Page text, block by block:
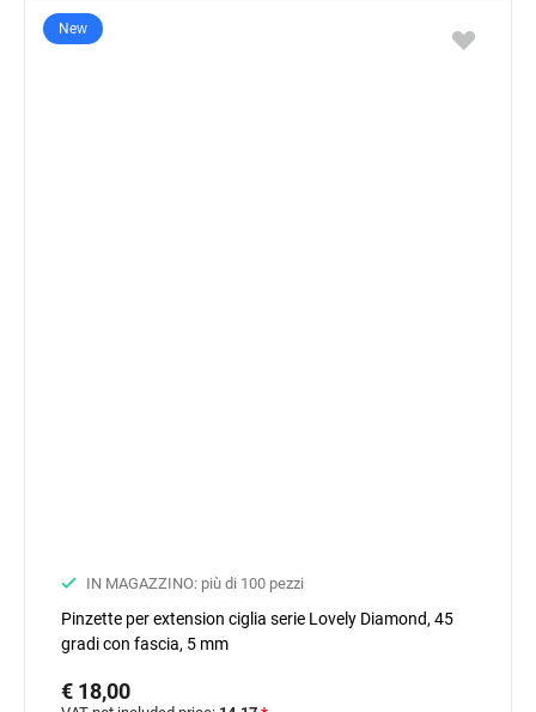
New
IN MAGAZZINO: più di 100 pezzi
Pinzette per extension ciglia serie Lovely Diamond, 45
gradi con fascia, 5 mm
€ 18,00